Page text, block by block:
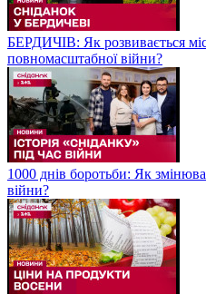
БЕРДИЧІВ: Як розвивається
повномасштабної війни?
1000 днів боротьби: Як
війни?